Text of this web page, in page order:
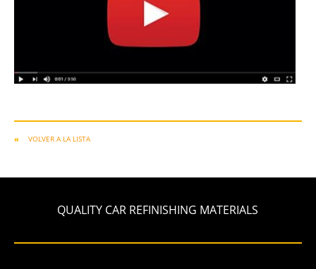
VOLVER A LA LISTA
QUALITY CAR REFINISHING MATERIALS